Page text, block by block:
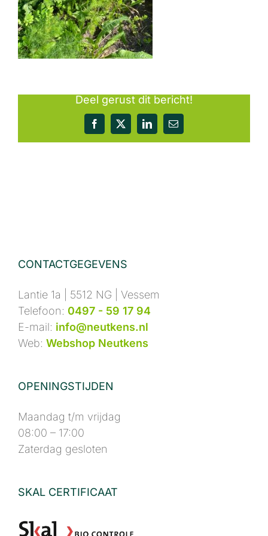
Deel gerust dit bericht!
Facebook
X LinkedIn
E-
mail
CONTACTGEGEVENS
Lantie 1a | 5512 NG | Vessem
Telefoon: 0497 - 59 17 94
E-mail: info@neutkens.nl
Web: Webshop Neutkens
OPENINGSTIJDEN
Maandag t/m vrijdag
08:00 – 17:00
Zaterdag gesloten
SKAL CERTIFICAAT